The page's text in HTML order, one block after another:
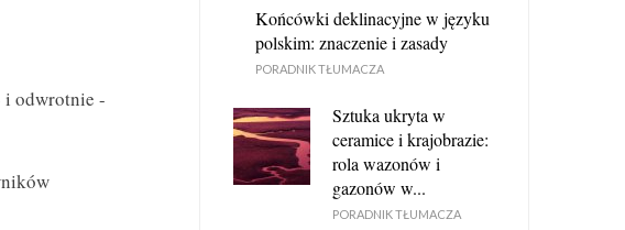
i odwrotnie -
Końcówki deklinacyjne w języku
polskim: znaczenie i zasady
PORADNIK TŁUMACZA
Sztuka ukryta w
ceramice i krajobrazie:
rola wazonów i
gazonów w...
PORADNIK TŁUMACZA